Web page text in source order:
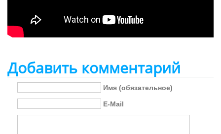
Добавить комментарий
Имя (обязательное)
E-Mail